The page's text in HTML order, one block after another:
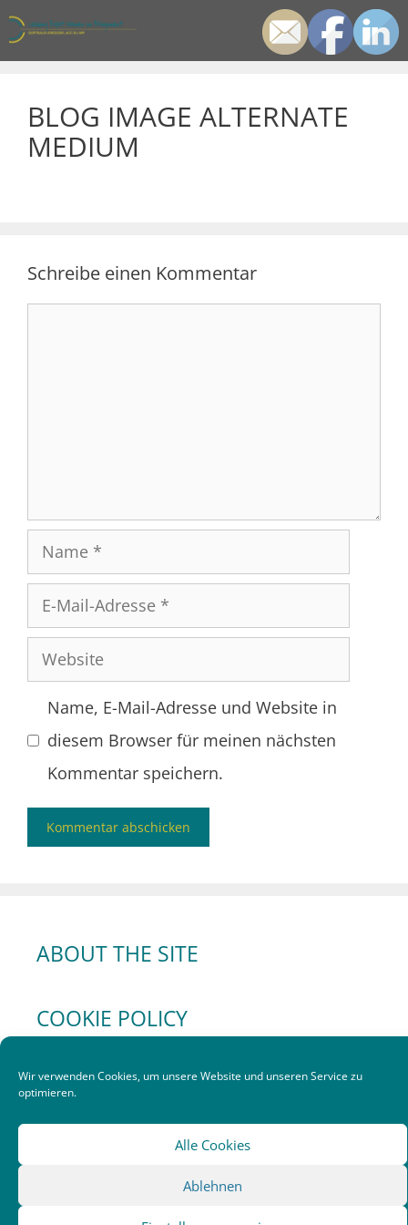
Wir verwenden Cookies, um unsere Website und unseren Service zu
optimieren.
Alle Cookies
Ablehnen
Zum
Inhalt
BLOG IMAGE ALTERNATE
MEDIUM
Schreibe einen Kommentar
Name
Mail-
Adresse
Website
Name, E-Mail-Adresse und Website in
diesem Browser für meinen nächsten
Kommentar speichern.
ABOUT THE SITE
COOKIE POLICY
© 2026 Gertraud Eregger